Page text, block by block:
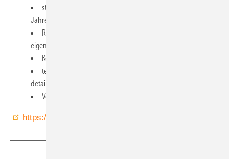
standortspezifische Wartung: Wartung in den ersten zwei
Jahren im Rahmen der Vertragsgarantie,
Reparaturen bei unerwarteten Schäden vor Ort durch
eigene Ingenieurteams,
Konzeptentwicklung und Beratung im Energiebereich,
technisch-wirtschaftliche Machbarkeitsstudien und
detaillierte Planungsleistungen,
Vertrags-, Leasing- und Finanzierungsmodelle (IFC, KfW).
https://solitermgroup.com/de/home-de/